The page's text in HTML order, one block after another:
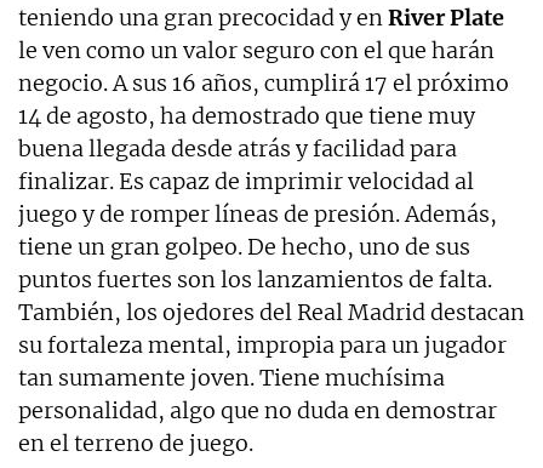
teniendo una gran precocidad y enRiver Plate
le ven como un valor seguro con el que harán
negocio. A sus 16 años, cumplirá 17 el próximo
14 de agosto, ha demostrado que tiene muy
buena llegada desde atrás y facilidad para
finalizar. Es capaz de imprimir velocidad al
juego y de romper líneas de presión. Además,
tiene un gran golpeo. De hecho, uno de sus
puntos fuertes son los lanzamientos de falta.
También, los ojedores del Real Madrid destacan
su fortaleza mental, impropia para un jugador
tan sumamente joven. Tiene muchísima
personalidad, algo que no duda en demostrar
en el terreno de juego.